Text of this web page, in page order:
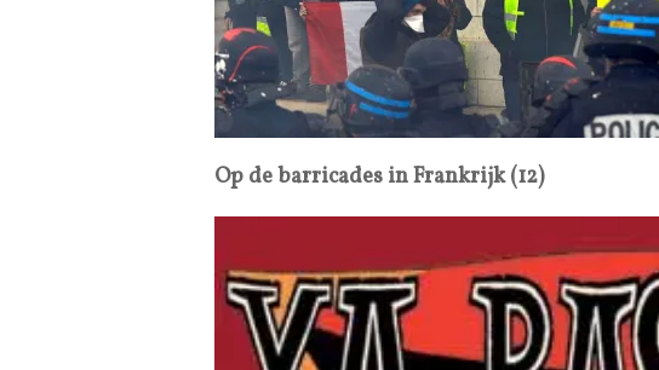
Op de barricades in Frankrijk (12)